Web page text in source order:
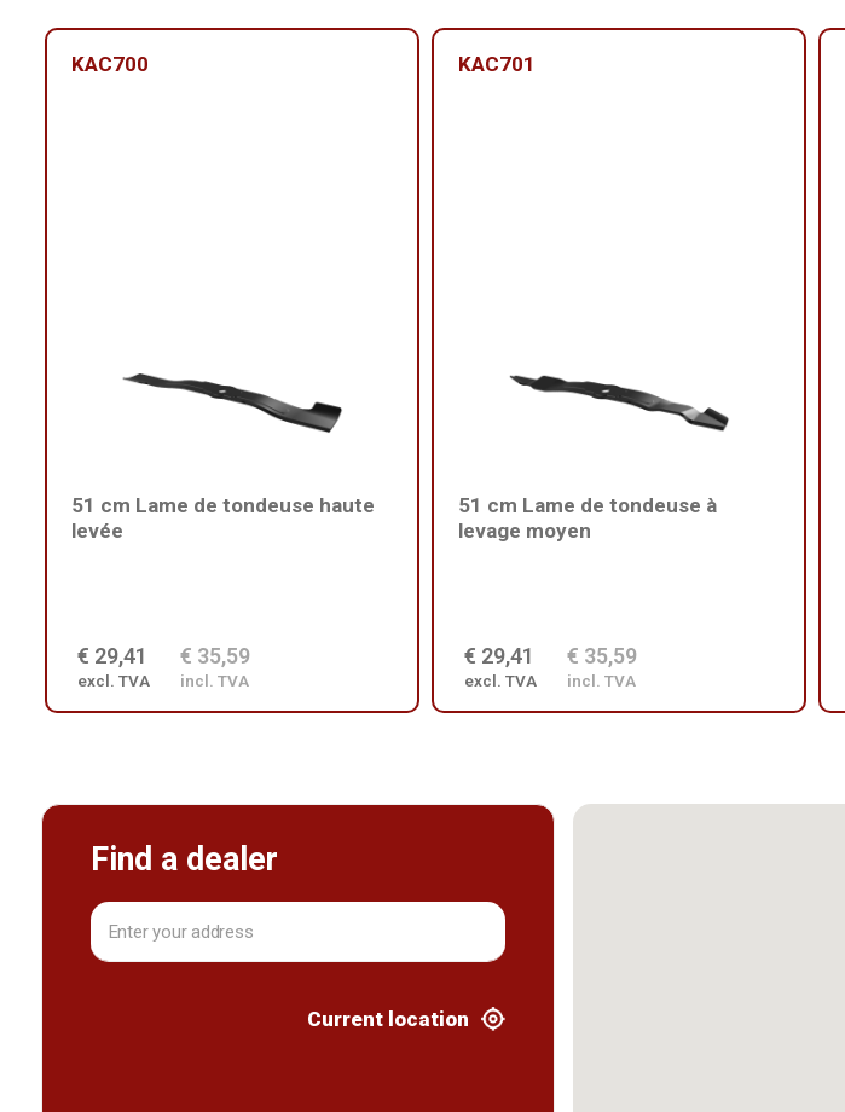
KAC700
51 cm Lame de tondeuse haute
levée
€ 29,41
excl. TVA
€ 35,59
incl. TVA
KAC701
51 cm Lame de tondeuse à
levage moyen
€ 29,41
excl. TVA
€ 35,59
incl. TVA
Find a dealer
Current location